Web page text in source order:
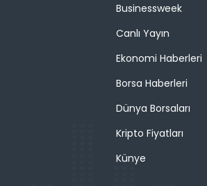
Businessweek
Canlı Yayın
Ekonomi Haberleri
Borsa Haberleri
Dünya Borsaları
Kripto Fiyatları
Künye